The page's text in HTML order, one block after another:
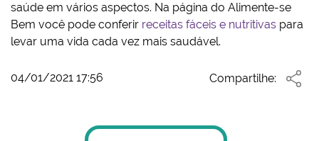
saúde em vários aspectos. Na página do Alimente-se
Bem você pode conferir receitas fáceis e nutritivas para
levar uma vida cada vez mais saudável.
04/01/2021 17:56 Compartilhe: